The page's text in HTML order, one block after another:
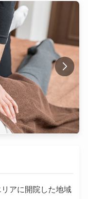
アに開院した地域